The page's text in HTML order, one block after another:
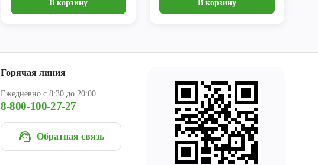
В корзину
В корзину
Горячая линия
Ежедневно с 8:30 до 20:00
8-800-100-27-27
Обратная связь